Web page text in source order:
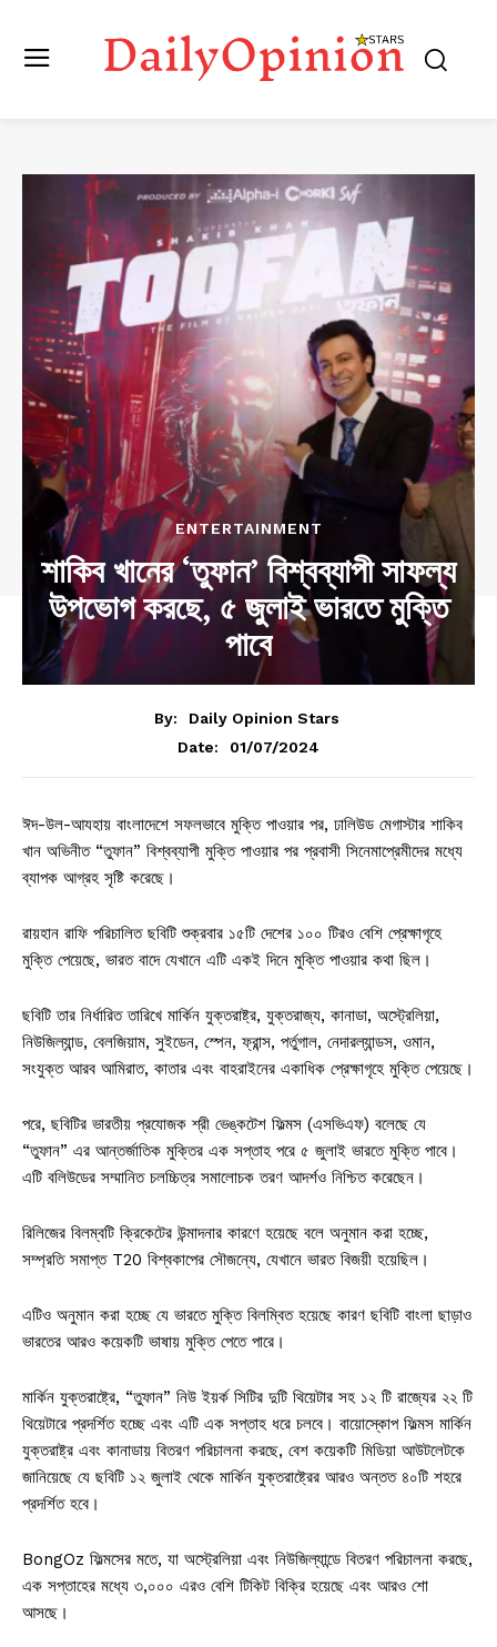
ENTERTAINMENT
শাকিব খানের ‘তুফান’ বিশ্বব্যাপী সাফল্য
উপভোগ করছে, ৫ জুলাই ভারতে মুক্তি
পাবে
By:
Daily Opinion Stars
Date:
01/07/2024
ঈদ-উল-আযহায় বাংলাদেশে সফলভাবে মুক্তি পাওয়ার পর, ঢালিউড মেগাস্টার শাকিব
খান অভিনীত “তুফান” বিশ্বব্যাপী মুক্তি পাওয়ার পর প্রবাসী সিনেমাপ্রেমীদের মধ্যে
ব্যাপক আগ্রহ সৃষ্টি করেছে।
রায়হান রাফি পরিচালিত ছবিটি শুক্রবার ১৫টি দেশের ১০০ টিরও বেশি প্রেক্ষাগৃহে
মুক্তি পেয়েছে, ভারত বাদে যেখানে এটি একই দিনে মুক্তি পাওয়ার কথা ছিল।
ছবিটি তার নির্ধারিত তারিখে মার্কিন যুক্তরাষ্ট্র, যুক্তরাজ্য, কানাডা, অস্ট্রেলিয়া,
নিউজিল্যান্ড, বেলজিয়াম, সুইডেন, স্পেন, ফ্রান্স, পর্তুগাল, নেদারল্যান্ডস, ওমান,
সংযুক্ত আরব আমিরাত, কাতার এবং বাহরাইনের একাধিক প্রেক্ষাগৃহে মুক্তি পেয়েছে।
পরে, ছবিটির ভারতীয় প্রযোজক শ্রী ভেঙ্কটেশ ফিল্মস (এসভিএফ) বলেছে যে
“তুফান” এর আন্তর্জাতিক মুক্তির এক সপ্তাহ পরে ৫ জুলাই ভারতে মুক্তি পাবে।
এটি বলিউডের সম্মানিত চলচ্চিত্র সমালোচক তরণ আদর্শও নিশ্চিত করেছেন।
রিলিজের বিলম্বটি ক্রিকেটের উন্মাদনার কারণে হয়েছে বলে অনুমান করা হচ্ছে,
সম্প্রতি সমাপ্ত T20 বিশ্বকাপের সৌজন্যে, যেখানে ভারত বিজয়ী হয়েছিল।
এটিও অনুমান করা হচ্ছে যে ভারতে মুক্তি বিলম্বিত হয়েছে কারণ ছবিটি বাংলা ছাড়াও
ভারতের আরও কয়েকটি ভাষায় মুক্তি পেতে পারে।
মার্কিন যুক্তরাষ্ট্রে, “তুফান” নিউ ইয়র্ক সিটির দুটি থিয়েটার সহ ১২ টি রাজ্যের ২২ টি
থিয়েটারে প্রদর্শিত হচ্ছে এবং এটি এক সপ্তাহ ধরে চলবে। বায়োস্কোপ ফিল্মস মার্কিন
যুক্তরাষ্ট্র এবং কানাডায় বিতরণ পরিচালনা করছে, বেশ কয়েকটি মিডিয়া আউটলেটকে
জানিয়েছে যে ছবিটি ১২ জুলাই থেকে মার্কিন যুক্তরাষ্ট্রের আরও অন্তত ৪০টি শহরে
প্রদর্শিত হবে।
BongOz ফিল্মসের মতে, যা অস্ট্রেলিয়া এবং নিউজিল্যান্ডে বিতরণ পরিচালনা করছে,
এক সপ্তাহের মধ্যে ৩,০০০ এরও বেশি টিকিট বিক্রি হয়েছে এবং আরও শো
আসছে।